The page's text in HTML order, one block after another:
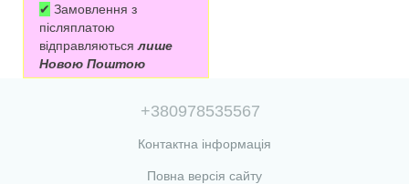
✔ Замовлення з
післяплатою
відправляютьсялише
Новою Поштою
+380978535567
Контактна інформація
Повна версія сайту